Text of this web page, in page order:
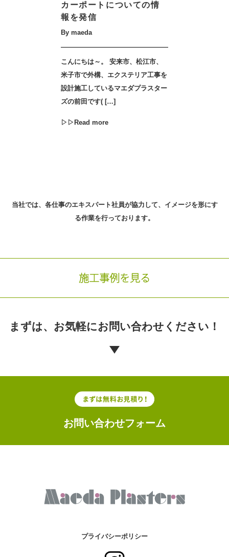
カーポートについての情
報を発信
By maeda
こんにちは～。 安来市、松江市、
米子市で外構、エクステリア工事を
設計施工しているマエダプラスター
ズの前田です( […]
▷▷Read more
当社では、各仕事のエキスパート社員が協力して、 イメージを形にす
る作業を行っております。
施工事例を見る
まずは、お気軽にお問い合わせください！
お問い合わせフォーム
プライバシーポリシー